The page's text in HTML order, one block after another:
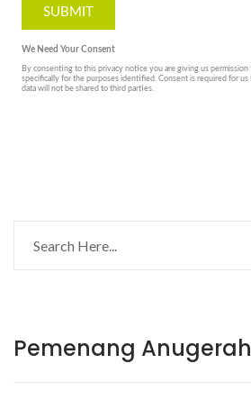
Pemenang Anugerah